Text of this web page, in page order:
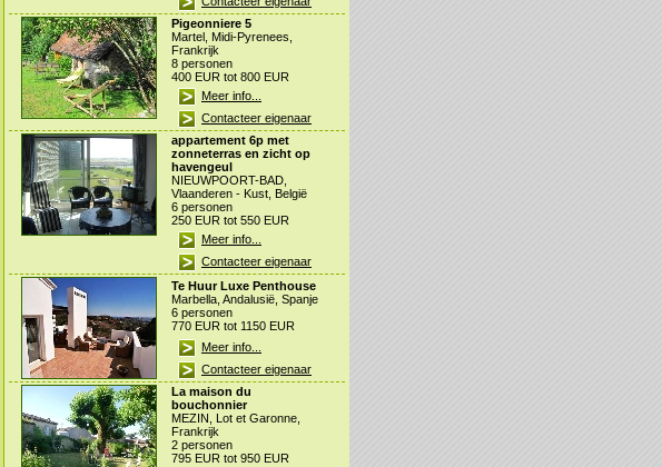
Pigeonniere 5
Martel, Midi-Pyrenees,
Frankrijk
8 personen
400 EUR tot 800 EUR
Meer info...
Contacteer eigenaar
appartement 6p met
zonneterras en zicht op
havengeul
NIEUWPOORT-BAD,
Vlaanderen - Kust, België
6 personen
250 EUR tot 550 EUR
Meer info...
Contacteer eigenaar
Te Huur Luxe Penthouse
Marbella, Andalusië, Spanje
6 personen
770 EUR tot 1150 EUR
Meer info...
Contacteer eigenaar
La maison du
bouchonnier
MEZIN, Lot et Garonne,
Frankrijk
2 personen
795 EUR tot 950 EUR